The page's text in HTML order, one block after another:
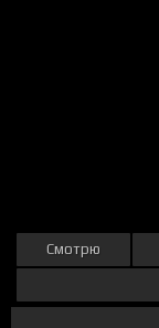
Смотрю